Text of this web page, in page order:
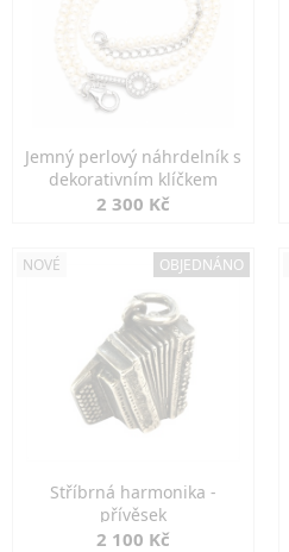
Jemný perlový náhrdelník s
dekorativním klíčkem
2 300 Kč
NOVÉ OBJEDNÁNO
Stříbrná harmonika -
přívěsek
2 100 Kč